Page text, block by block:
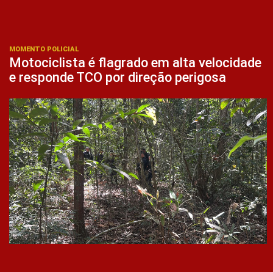
MOMENTO POLICIAL
Motociclista é flagrado em alta velocidade
e responde TCO por direção perigosa